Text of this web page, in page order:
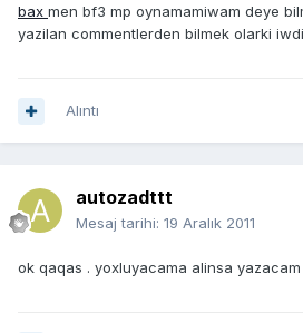
bax men bf3 mp oynamamiwam deye
yazilan commentlerden bilmek olarki
Alıntı
autozadttt
Mesaj tarihi: 19 Aralık 2011
ok qaqas . yoxluyacama alinsa